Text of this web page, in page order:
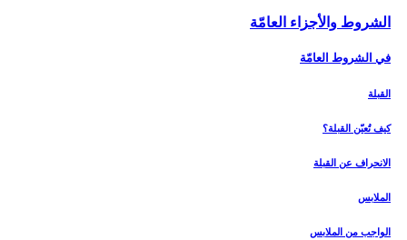
الشروط والأجزاء العامّة
في الشروط العامّة
القبلة
كيف تُعيّن القبلة؟
الانحراف عن القبلة
الملابس‏
الواجب من الملابس